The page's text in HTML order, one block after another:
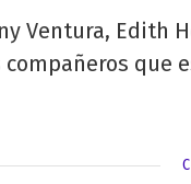
Ventura, Edith
compañeros que